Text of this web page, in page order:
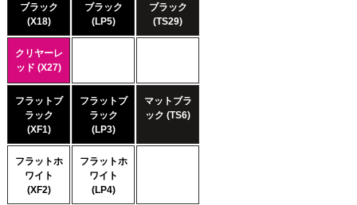
ブラック
(X18)
ブラック
(LP5)
ブラック
(TS29)
クリヤーレ
ッド (X27)
フラットブ
ラック
(XF1)
フラットブ
ラック
(LP3)
マットブラ
ック (TS6)
フラットホ
ワイト
(XF2)
フラットホ
ワイト
(LP4)